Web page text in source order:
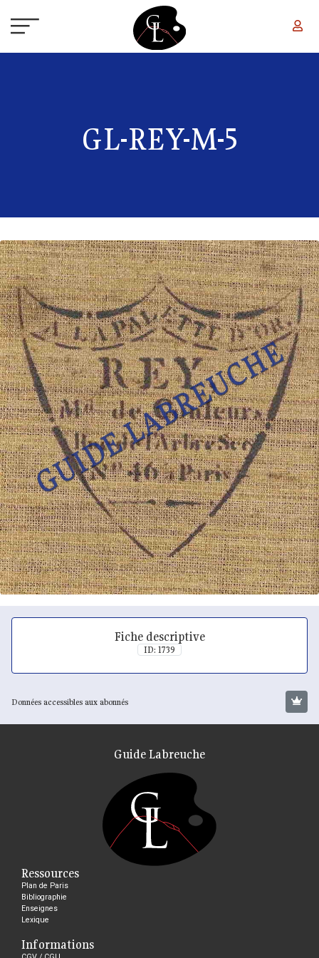
GL-REY-M-5
Fiche descriptive
ID: 1739
Données accessibles aux abonnés
Guide Labreuche
Ressources
Plan de Paris
Bibliographie
Enseignes
Lexique
Informations